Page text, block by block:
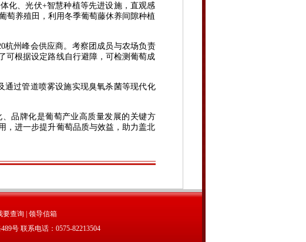
、光伏+智慧种植等先进设施，直观感
萄养殖田，利用冬季葡萄藤休养间隙种植
州峰会供应商。考察团成员与农场负责
可根据设定路线自行避障，可检测葡萄成
过管道喷雾设施实现臭氧杀菌等现代化
品牌化是葡萄产业高质量发展的关键方
，进一步提升葡萄品质与效益，助力盖北
要查询
领导信箱
号 联系电话：0575-82213504